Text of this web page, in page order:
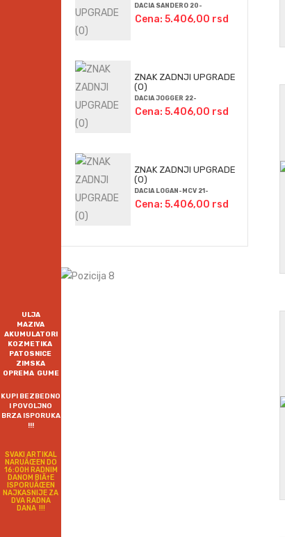
DACIA SANDERO 20-
Cena: 5.406,00 rsd
ZNAK ZADNJI UPGRADE
(O)
DACIA JOGGER 22-
Cena: 5.406,00 rsd
ZNAK ZADNJI UPGRADE
(O)
DACIA LOGAN-MCV 21-
Cena: 5.406,00 rsd
ULJA
MAZIVA
AKUMULATORI
KOZMETIKA
PATOSNICE
ZIMSKA
OPREMA GUME
KUPI BEZBEDNO
I POVOLJNO
BRZA ISPORUKA
!!!
SVAKI ARTIKAL
NARUÄŒEN DO
16:00H RADNIM
DANOM BIÄ†E
ISPORUÄŒEN
NAJKASNIJE ZA
DVA RADNA
DANA !!!